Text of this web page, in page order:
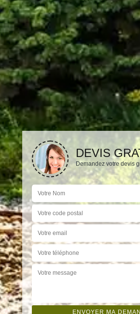
DEVIS
Demandez votre devis